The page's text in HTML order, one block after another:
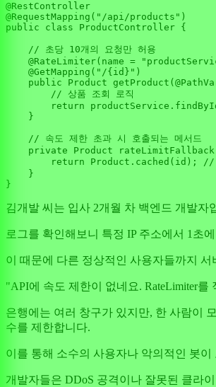
@RestController
@RequestMapping("/api/products")
public
class ProductController {
// 초당 10개의 요청만 허용
@RateLimiter(name =
@GetMapping("/{id}")
public Product getProduct (
// 상품 조회 로직
return
    }
// 속도 제한 초과 시 호출되는 메서드
private Product rateLimitFallback
return Product.cached(id); //
    }
김개발 씨는 입사 2개월 차 백엔드 개발
로그를 확인해보니 특정 IP 주소에서 1초
이 때문에 다른 정상적인 사용자들까지
"API에 속도 제한이 없네요. RateLimiter를
은행에는 여러 창구가 있지만, 한 사람이
수를 제한합니다.
이를 통해 소수의 사용자나 악의적인 봇
개발자들은 DDoS 공격이나 잘못된 클라